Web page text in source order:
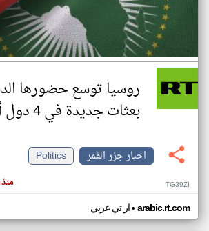
روسيا توسع حضورها
بعثات جديدة في 4 دول أفريقية
اخبار جزر القمر
Politics
TG39ZI
ار تي عربي• arabic.rt.com